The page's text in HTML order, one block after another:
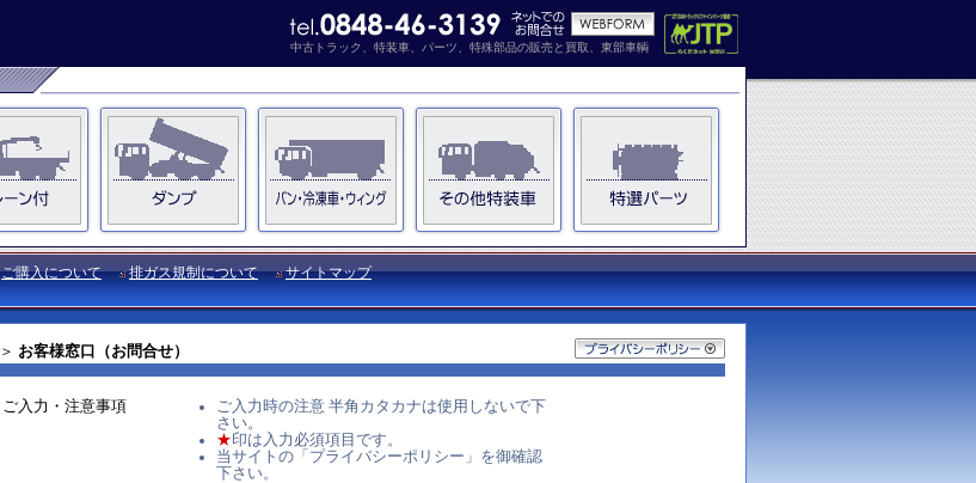
中古トラック、特装車、パーツ、特殊部品の販売と買取、東部車輌
ご購入について 排ガス規制について サイトマップ
＞ お客様窓口（お問合せ）
ご入力・注意事項
ご入力時の注意 半角カタカナは使用しないで下
さい。
★印は入力必須項目です。
当サイトの「プライバシーポリシー」を御確認
下さい。